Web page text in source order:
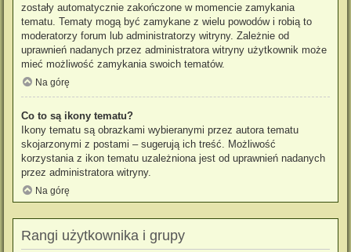
zostały automatycznie zakończone w momencie zamykania
tematu. Tematy mogą być zamykane z wielu powodów i robią to
moderatorzy forum lub administratorzy witryny. Zależnie od
uprawnień nadanych przez administratora witryny użytkownik może
mieć możliwość zamykania swoich tematów.
Na górę
Co to są ikony tematu?
Ikony tematu są obrazkami wybieranymi przez autora tematu
skojarzonymi z postami – sugerują ich treść. Możliwość
korzystania z ikon tematu uzależniona jest od uprawnień nadanych
przez administratora witryny.
Na górę
Rangi użytkownika i grupy